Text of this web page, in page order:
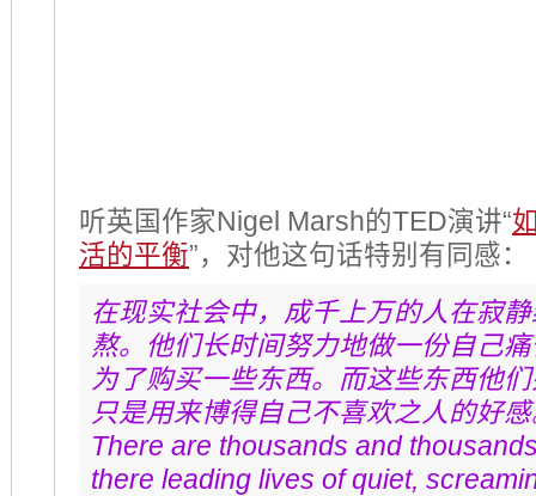
听英国作家Nigel Marsh的TED演讲“
活的平衡”，对他这句话特别有同感：
在现实社会中，成千上万的人在寂
熬。他们长时间努力地做一份自己
为了购买一些东西。而这些东西他
只是用来博得自己不喜欢之人的好
There are thousands and
there leading lives of quiet,